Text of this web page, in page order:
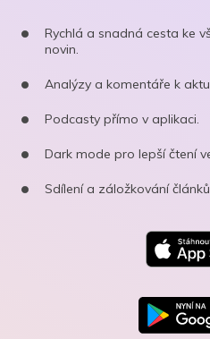
Rychlá a snadná cesta ke
novin.
Analýzy a komentáře k
Podcasty přímo v aplikaci.
Dark mode pro lepší čtení
Sdílení a záložkování článků.